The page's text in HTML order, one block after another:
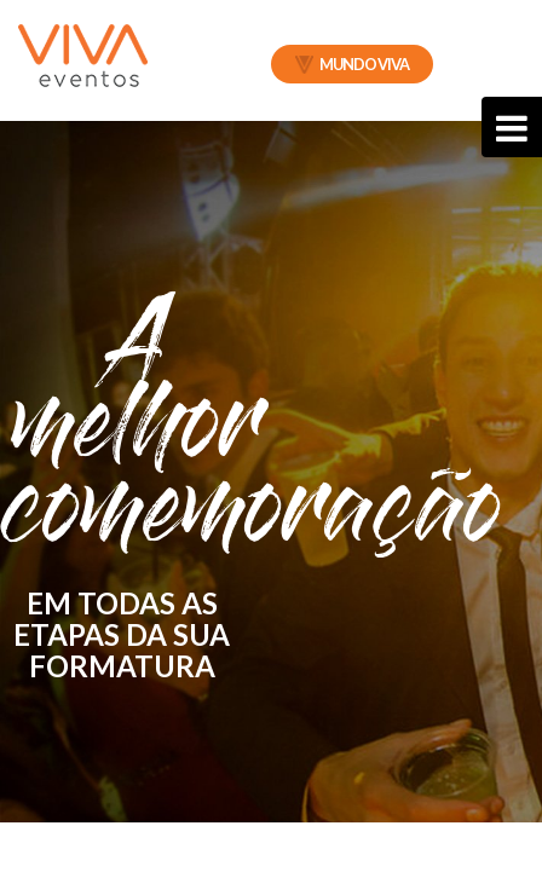
MUNDO VIVA
A
melhor
comemoração
EM TODAS AS
ETAPAS DA SUA
FORMATURA